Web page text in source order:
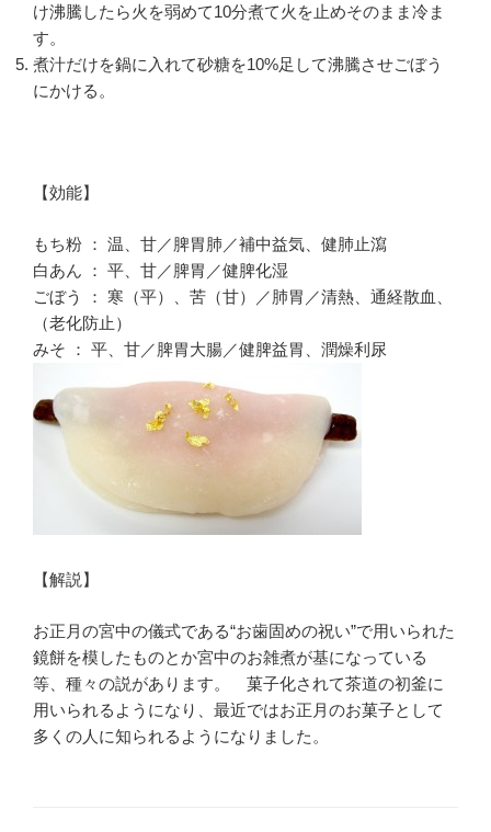
け沸騰したら火を弱めて10分煮て火を止めそのまま冷ま
す。
煮汁だけを鍋に入れて砂糖を10%足して沸騰させごぼう
にかける。
【効能】
もち粉 ： 温、甘／脾胃肺／補中益気、健肺止瀉
白あん ： 平、甘／脾胃／健脾化湿
ごぼう ： 寒（平）、苦（甘）／肺胃／清熱、通経散血、
（老化防止）
みそ ： 平、甘／脾胃大腸／健脾益胃、潤燥利尿
【解説】
お正月の宮中の儀式である“お歯固めの祝い”で用いられた
鏡餅を模したものとか宮中のお雑煮が基になっている
等、種々の説があります。 菓子化されて茶道の初釜に
用いられるようになり、最近ではお正月のお菓子として
多くの人に知られるようになりました。